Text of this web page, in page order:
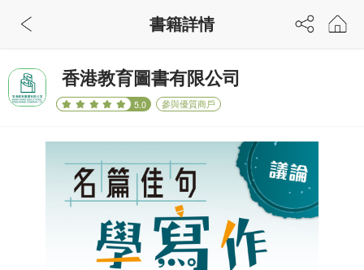
香港教育圖書有限公司
5.0 參與優質商戶
書籍詳情